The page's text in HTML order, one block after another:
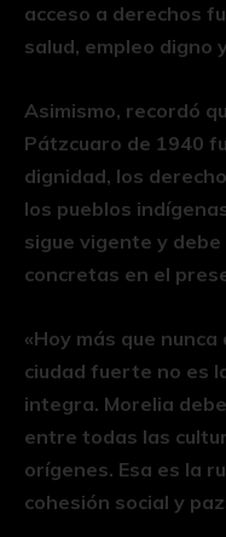
acceso a derechos
salud, empleo digno
Asimismo, recordó
Pátzcuaro de 1940
dignidad, los
los pueblos
sigue vigente y
concretas en el
«Hoy más que
ciudad fuerte no es
integra. Morelia
entre todas las
orígenes. Esa es la
cohesión social y